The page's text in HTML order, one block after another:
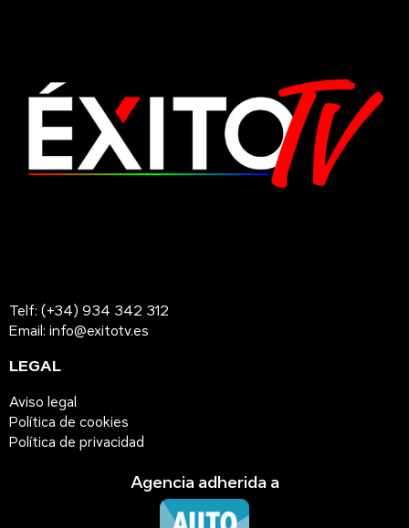
Telf: (+34) 934 342 312
Email: info@exitotv.es
LEGAL
Aviso legal
Política de cookies
Política de privacidad
Agencia adherida a